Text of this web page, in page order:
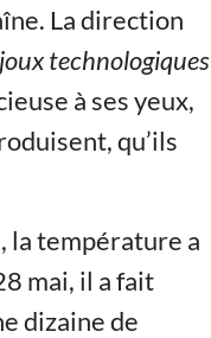
La direction
technologiques
à ses yeux,
qu’ils
la température a
mai, il a fait
dizaine de